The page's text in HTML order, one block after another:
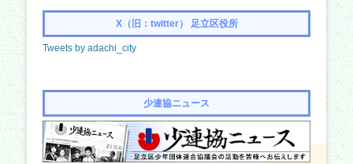
X（旧：twitter） 足立区役所
Tweets by adachi_city
少連協ニュース